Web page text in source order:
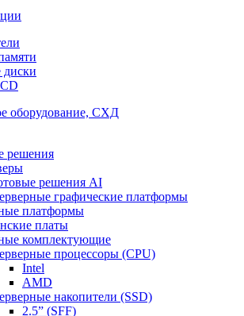
диски
оборудование, СХД
решения
решения AI
графические платформы
платформы
платы
комплектующие
процессоры (CPU)
Intel
AMD
накопители (SSD)
2.5” (SFF)